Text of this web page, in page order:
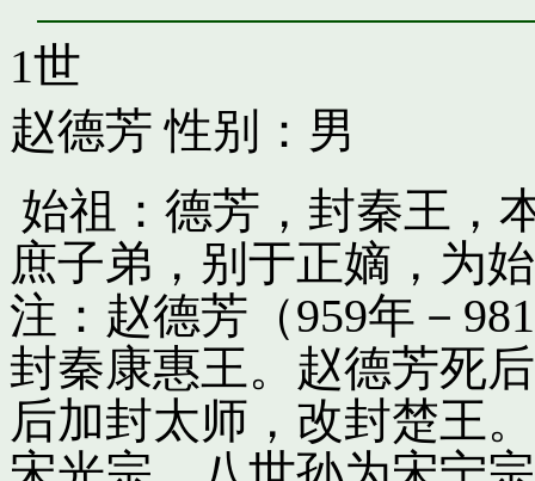
1世
赵德芳 性别：男
始祖：德芳，封秦王，
庶子弟，别于正嫡，为
注：赵德芳（959年－
封秦康惠王。赵德芳死
后加封太师，改封楚王